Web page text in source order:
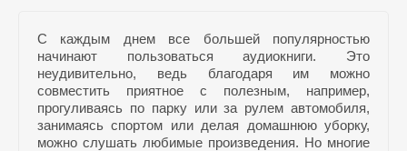
С каждым днем все большей популярностью
начинают пользоваться аудиокниги. Это
неудивительно, ведь благодаря им можно
совместить приятное с полезным, например,
прогуливаясь по парку или за рулем автомобиля,
занимаясь спортом или делая домашнюю уборку,
можно слушать любимые произведения. Но многие